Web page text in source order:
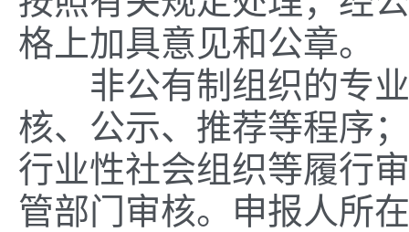
格上加具意见和公章。
非公有制组织的专业
核、公示、推荐等程序
行业性社会组织等履行
管部门审核。申报人所